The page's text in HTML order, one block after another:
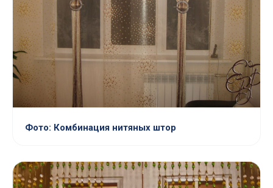
Фото: Комбинация нитяных штор